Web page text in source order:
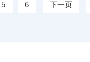
5 6 下一页